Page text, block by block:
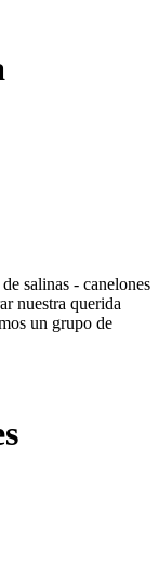
salinas - canelones
nuestra querida
un grupo de